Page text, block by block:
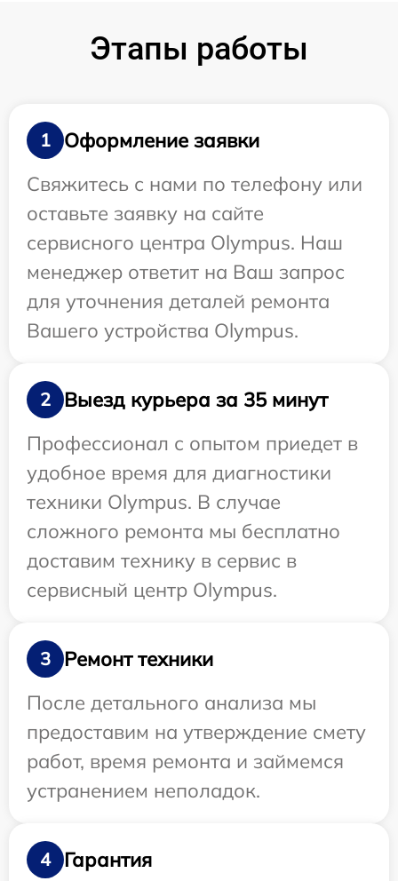
Этапы работы
1
Оформление заявки
Свяжитесь с нами по телефону или
оставьте заявку на сайте
сервисного центра Olympus. Наш
менеджер ответит на Ваш запрос
для уточнения деталей ремонта
Вашего устройства Olympus.
2
Выезд курьера за 35 минут
Профессионал с опытом приедет в
удобное время для диагностики
техники Olympus. В случае
сложного ремонта мы бесплатно
доставим технику в сервис в
сервисный центр Olympus.
3
Ремонт техники
После детального анализа мы
предоставим на утверждение смету
работ, время ремонта и займемся
устранением неполадок.
4 Гарантия